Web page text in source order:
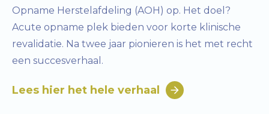
Opname Herstelafdeling (AOH) op. Het doel?
Acute opname plek bieden voor korte klinische
revalidatie. Na twee jaar pionieren is het met recht
een succesverhaal.
Lees hier het hele verhaal